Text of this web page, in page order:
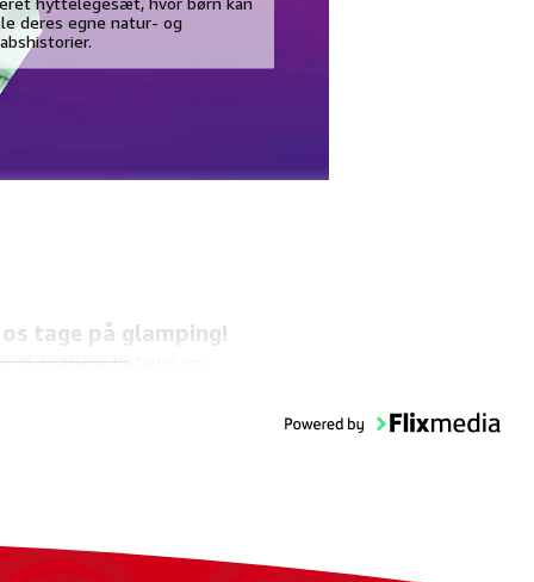
deres egne natur- og
tage på glamping!
til endeløse historier om